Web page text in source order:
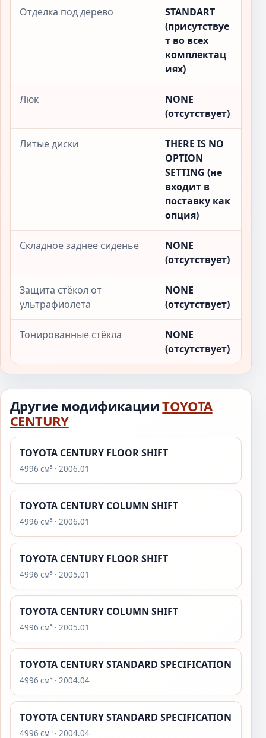
Отделка под дерево
STANDART
(присутствуе
т во всех
комплектац
иях)
Люк
NONE
(отсутствует)
Литые диски
THERE IS NO
OPTION
SETTING (не
входит в
поставку как
опция)
Складное заднее сиденье
NONE
(отсутствует)
Защита стёкол от
ультрафиолета
NONE
(отсутствует)
Тонированные стёкла
NONE
(отсутствует)
Другие модификацииTOYOTA
CENTURY
TOYOTA CENTURY FLOOR SHIFT
4996 см³ · 2006.01
TOYOTA CENTURY COLUMN SHIFT
4996 см³ · 2006.01
TOYOTA CENTURY FLOOR SHIFT
4996 см³ · 2005.01
TOYOTA CENTURY COLUMN SHIFT
4996 см³ · 2005.01
TOYOTA CENTURY STANDARD SPECIFICATION
4996 см³ · 2004.04
TOYOTA CENTURY STANDARD SPECIFICATION
4996 см³ · 2004.04